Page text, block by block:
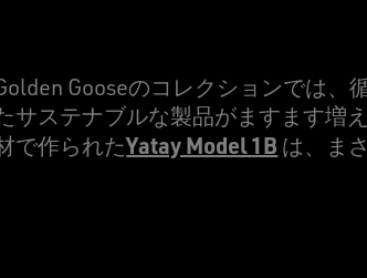
Gooseのコレクションでは
サステナブルな製品がますます増
で作られたYatay Model 1B は、ま